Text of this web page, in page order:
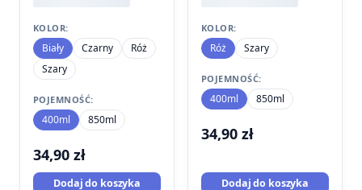
KOLOR:
Biały Czarny
Róż
Szary
POJEMNOŚĆ:
400ml 850ml
34,90 zł
Dodaj do koszyka
KOLOR:
Róż Szary
POJEMNOŚĆ:
400ml 850ml
34,90 zł
Dodaj do koszyka